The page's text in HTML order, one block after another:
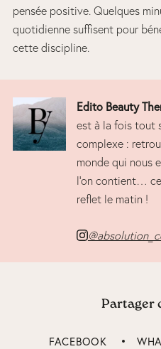
pensée positive. Quelques
quotidienne suffisent pour
cette discipline.
Edito Beauty
est à la fois tout
complexe :
monde qui nous
l’on contient…
reflet le matin !
Partager
FACEBOOK